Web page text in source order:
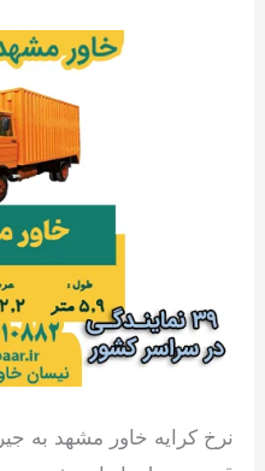
نرخ کرایه خاور مشهد به